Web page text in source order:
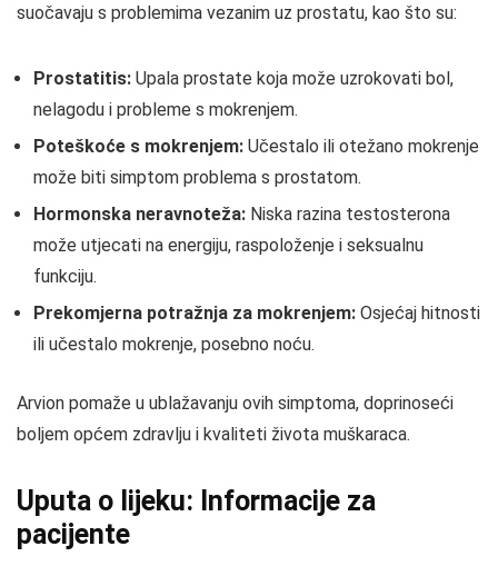
suočavaju s problemima vezanim uz prostatu, kao što su:
Prostatitis: Upala prostate koja može uzrokovati bol,
nelagodu i probleme s mokrenjem.
Poteškoće s mokrenjem: Učestalo ili otežano mokrenje
može biti simptom problema s prostatom.
Hormonska neravnoteža: Niska razina testosterona
može utjecati na energiju, raspoloženje i seksualnu
funkciju.
Prekomjerna potražnja za mokrenjem: Osjećaj hitnosti
ili učestalo mokrenje, posebno noću.
Arvion pomaže u ublažavanju ovih simptoma, doprinoseći
boljem općem zdravlju i kvaliteti života muškaraca.
Uputa o lijeku: Informacije za
pacijente